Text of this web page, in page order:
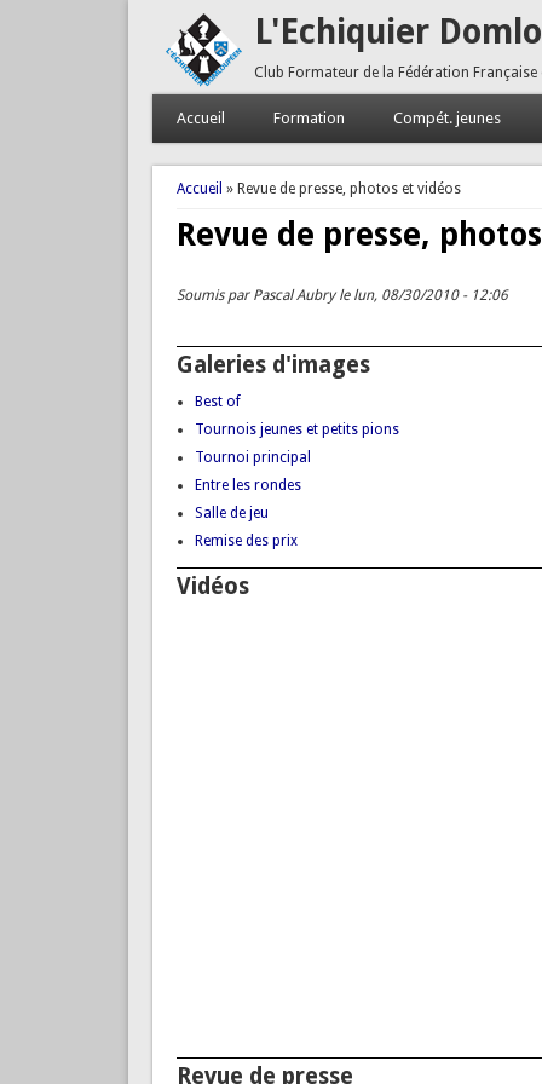
L'Echiquier
Club Formateur de la Fédération Française
Accueil Formation Compét. jeunes
Vous êtes ici
Accueil » Revue de presse, photos et vidéos
Revue de presse,
Soumis par Pascal Aubryle lun, 08/30/2010 - 12:06
Galeries d'images
Best of
Tournois jeunes et petits pions
Tournoi principal
Entre les rondes
Salle de jeu
Remise des prix
Vidéos
Revue de presse